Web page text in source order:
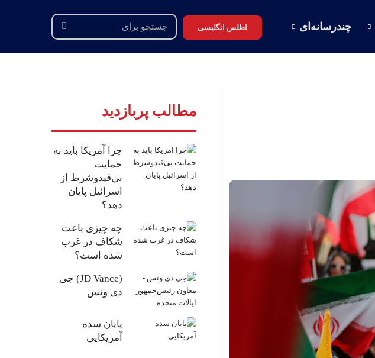
چندرسانه‌ای اطلس انگلیسی
جستجو
مطالب پربازدید
چرا آمریکا باید به
حمایت
بی‌قیدوشرط از
اسرائیل پایان
دهد؟
چه چیزی باعث
شکاف در غرب
شده است؟
(JD Vance) جی
دی ونس
پایان سده
آمریکایی